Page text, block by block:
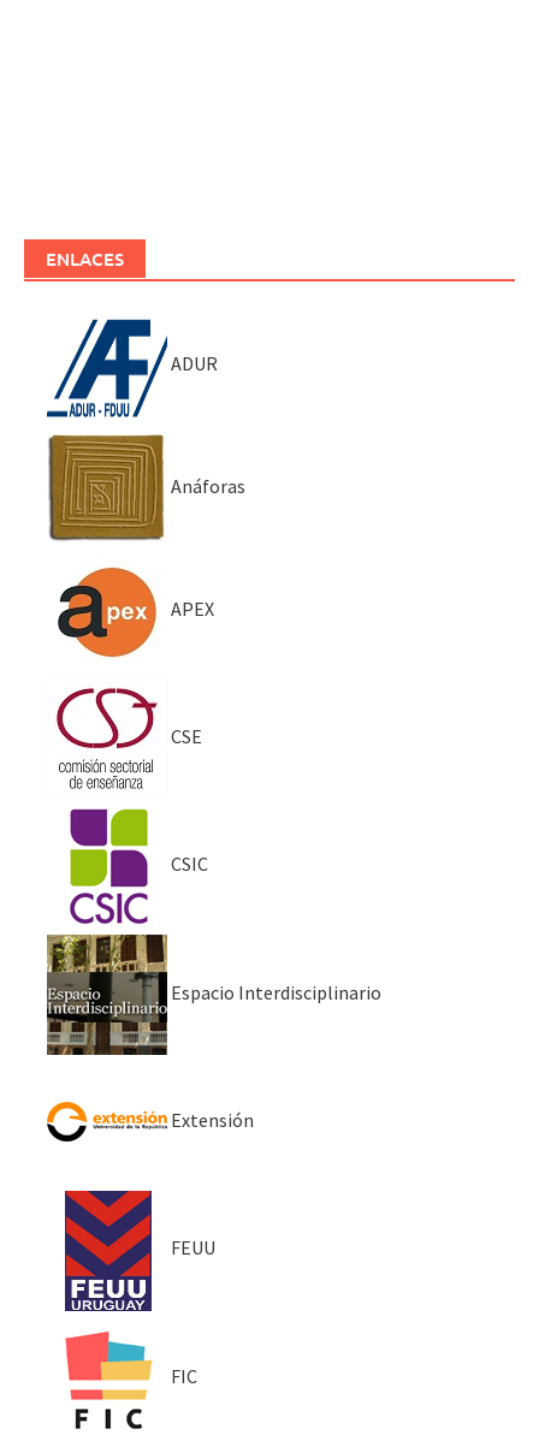
ENLACES
ADUR
Anáforas
APEX
CSE
CSIC
Espacio Interdisciplinario
Extensión
FEUU
FIC